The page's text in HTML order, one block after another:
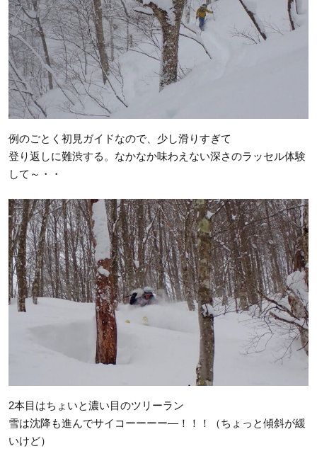
例のごとく初見ガイドなので、少し滑りすぎて
登り返しに難渋する。なかなか味わえない深さのラッセル体験
して～・・
2本目はちょいと濃い目のツリーラン
雪は沈降も進んでサイコーーーー―！！！（ちょっと傾斜が緩
いけど）